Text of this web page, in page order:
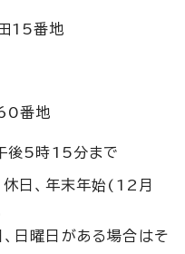
15番地
番地
後5時15分まで
休日、年末年始(12月
日曜日がある場合はそ